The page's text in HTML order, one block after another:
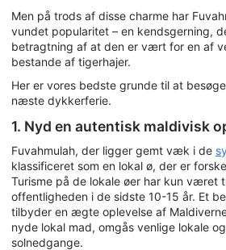
Men på trods af disse charme har
vundet popularitet – en kendsgerning,
betragtning af at den er vært for en af
bestande af tigerhajer.
Her er vores bedste grunde til at
næste dykkerferie.
1. Nyd en autentisk maldivisk
Fuvahmulah, der ligger gemt væk i de
klassificeret som en lokal ø, der er
Turisme på de lokale øer har kun været
offentligheden i de sidste 10-15 år. Et
tilbyder en ægte oplevelse af
nyde lokal mad, omgås venlige lokale
solnedgange.